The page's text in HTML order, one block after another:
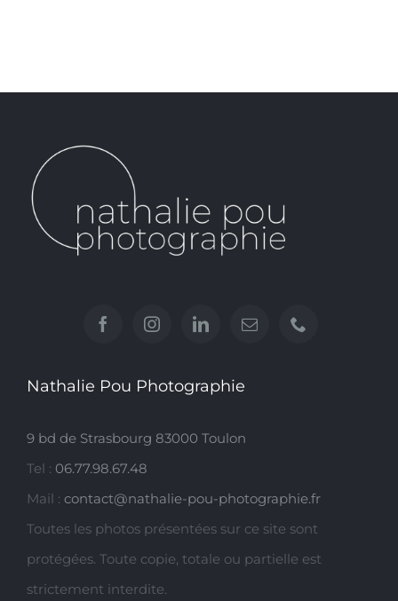
Nathalie Pou Photographie
9 bd de Strasbourg 83000 Toulon
Tel : 06.77.98.67.48
Mail : contact@nathalie-pou-photographie.fr
Toutes les photos présentées sur ce site sont
protégées. Toute copie, totale ou partielle est
strictement interdite.